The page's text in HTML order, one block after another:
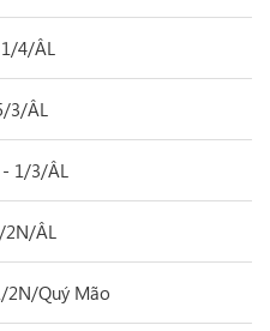
4/ÂL
3/ÂL
1/3/ÂL
ÂL
2N/Quý Mão